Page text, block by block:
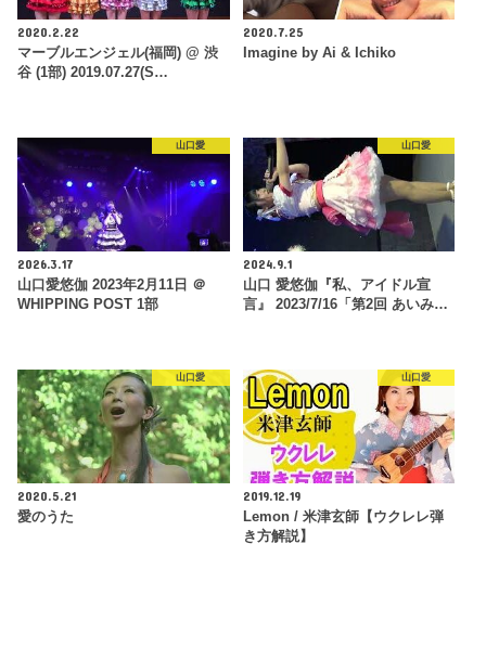
2020.2.22
マーブルエンジェル(福岡) @ 渋
谷 (1部) 2019.07.27(S…
2020.7.25
Imagine by Ai & Ichiko
山口愛
2026.3.17
山口愛悠伽 2023年2月11日 ＠
WHIPPING POST 1部
山口愛
2024.9.1
山口 愛悠伽『私、アイドル宣
言』 2023/7/16「第2回 あいみ…
山口愛
2020.5.21
愛のうた
山口愛
2019.12.19
Lemon / 米津玄師【ウクレレ弾
き方解説】